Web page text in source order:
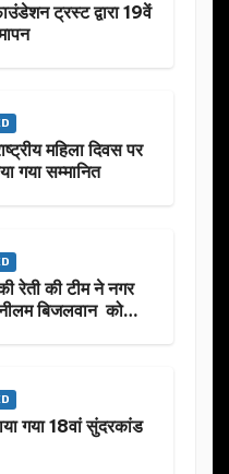
ट्रस्ट द्वारा 19वें
महिला दिवस पर
गया सम्मानित
रेती की टीम ने नगर
बिजलवान को
गया 18वां सुंदरकांड